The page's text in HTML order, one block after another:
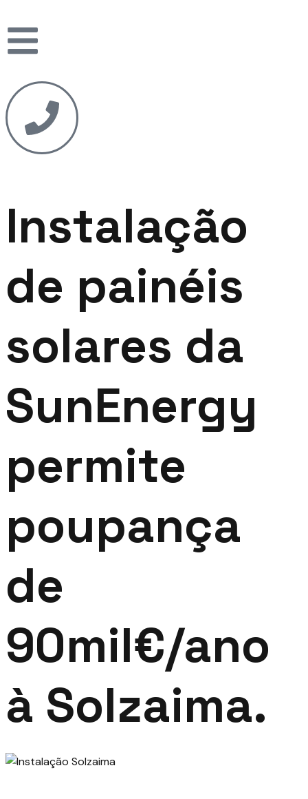
Instalação
de painéis
solares da
SunEnergy
permite
poupança
de
90mil€/ano
à Solzaima.